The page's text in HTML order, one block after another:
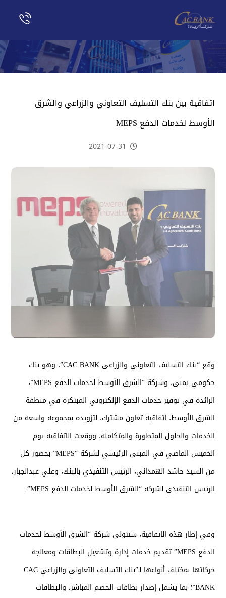
اتفاقية بين بنك التسليف التعاوني والزراعي والشرق
الأوسط لخدمات الدفع MEPS
2021-07-31
وقع “بنك التسليف التعاوني والزراعي CAC BANK”، وهو بنك
حكومي يمني، وشركة “الشرق الأوسط لخدمات الدفع MEPS”،
الرائدة في توفير خدمات الدفع الإلكتروني المبتكرة في منطقة
الشرق الأوسط، اتفاقية تعاون مشترك، لتزويده بمجموعة واسعة من
الخدمات والحلول المتطورة والمتكاملة، ووقعت الاتفاقية يوم
الخميس الماضي في المبنى الرئيسي لشركة “MEPS” بحضور كل
من السيد حاشد الهمداني، الرئيس التنفيذي بالبنك، وعلي عبدالجبار،
الرئيس التنفيذي لشركة “الشرق الأوسط لخدمات الدفع MEPS”.
وفي إطار هذه الاتفاقية، ستتولى شركة “الشرق الأوسط لخدمات
الدفع MEPS” تقديم خدمات إدارة وتشغيل البطاقات ومعالجة
حركاتها بمختلف أنواعها لـ”بنك التسليف التعاوني والزراعي CAC
BANK”؛ بما يشمل إصدار بطاقات الخصم المباشر، والبطاقات